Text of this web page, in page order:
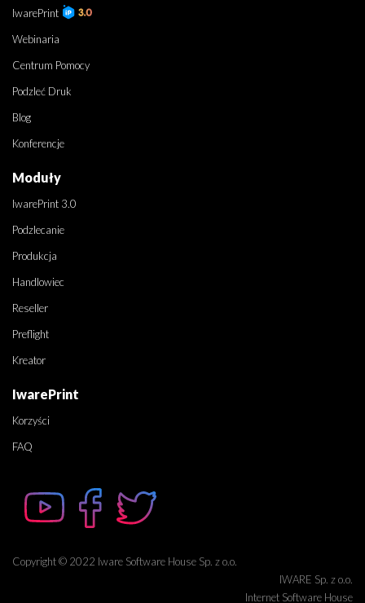
IwarePrint
Webinaria
Centrum Pomocy
Podzleć Druk
Blog
Konferencje
Moduły
IwarePrint 3.0
Podzlecanie
Produkcja
Handlowiec
Reseller
Preflight
Kreator
IwarePrint
Korzyści
FAQ
Copyright © 2022 Iware Software House Sp. z o.o.
IWARE Sp. z o.o.
Internet Software House